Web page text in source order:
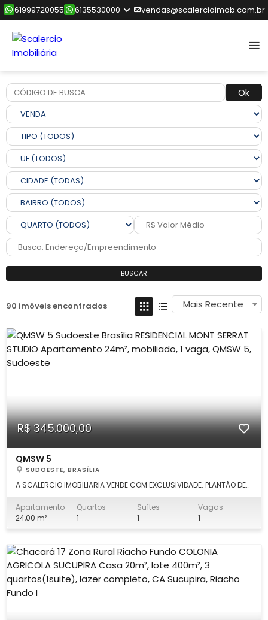
61999720055 6135530000 vendas@scalercioimob.com.br
Ok
BUSCAR
90 imóveis encontrados Mais Recente
R$ 345.000,00
QMSW 5
SUDOESTE, BRASÍLIA
A SCALERCIO IMOBILIARIA VENDE COM EXCLUSIVIDADE. PLANTÃO DE
Claras: (61) 3553.0000. Fale direto comigo!!! Apartamento
studio, 24m², com as seguintes características: DETALHES: -
Apartamento
24,00 m²
Quartos
1
Suítes
1
Vagas
1